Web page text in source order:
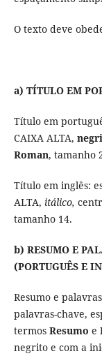
O texto deve
a) TÍTULO EM
Título em
CAIXA ALTA,
Roman, tamanho
Título em inglês:
ALTA, itálico,
tamanho 14.
b) RESUMO E
(PORTUGUÊS E
Resumo e
palavras-chave,
termos Resumo e
negrito e com a